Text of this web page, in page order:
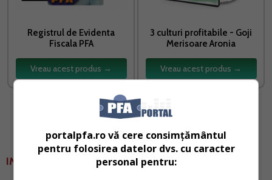
Registrul de Evidenta
Fiscala PFA
Vreau acest produs →
3 culturi profitabile - Goji
Merisoare Aronia
Vreau acest produs →
IMPORTANT!
portalpfa.ro vă cere consimțământul
pentru folosirea datelor dvs. cu caracter
personal pentru: